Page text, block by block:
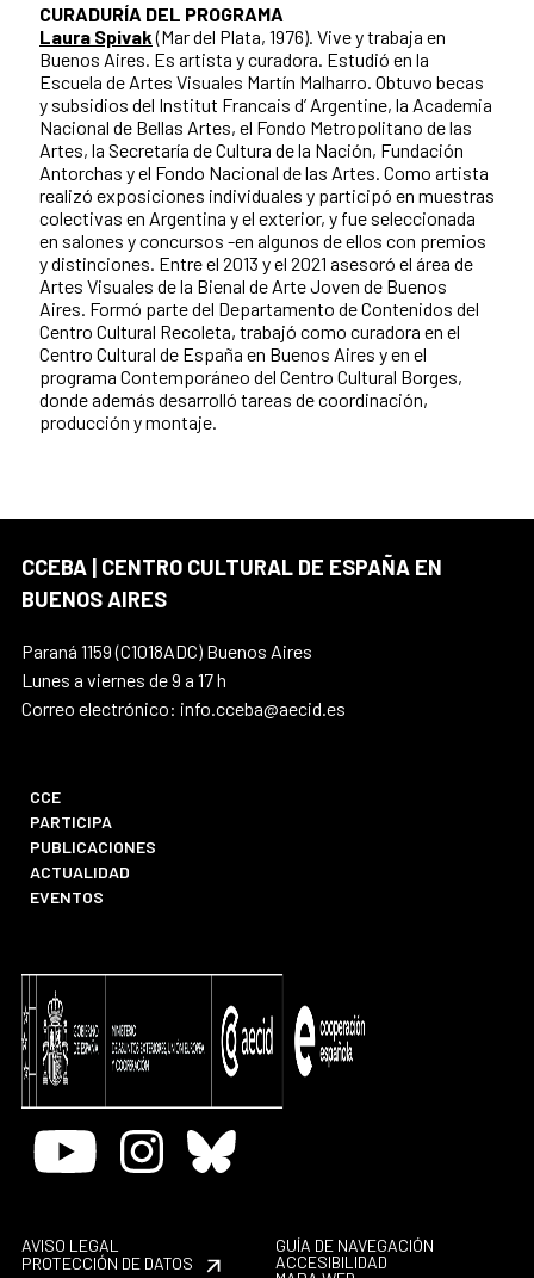
CURADURÍA DEL PROGRAMA
Laura Spivak(Mar del Plata, 1976). Vive y trabaja en
Buenos Aires. Es artista y curadora. Estudió en la
Escuela de Artes Visuales Martín Malharro. Obtuvo becas
y subsidios del Institut Francais d’ Argentine, la Academia
Nacional de Bellas Artes, el Fondo Metropolitano de las
Artes, la Secretaría de Cultura de la Nación, Fundación
Antorchas y el Fondo Nacional de las Artes. Como artista
realizó exposiciones individuales y participó en muestras
colectivas en Argentina y el exterior, y fue seleccionada
en salones y concursos -en algunos de ellos con premios
y distinciones. Entre el 2013 y el 2021 asesoró el área de
Artes Visuales de la Bienal de Arte Joven de Buenos
Aires. Formó parte del Departamento de Contenidos del
Centro Cultural Recoleta, trabajó como curadora en el
Centro Cultural de España en Buenos Aires y en el
programa Contemporáneo del Centro Cultural Borges,
donde además desarrolló tareas de coordinación,
producción y montaje.
CCEBA | CENTRO CULTURAL DE ESPAÑA EN
BUENOS AIRES
Paraná 1159 (C1018ADC) Buenos Aires
Lunes a viernes de 9 a 17 h
Correo electrónico: info.cceba@aecid.es
CCE
PARTICIPA
PUBLICACIONES
ACTUALIDAD
EVENTOS
Youtube InstagramBluesky
AVISO LEGAL
PROTECCIÓN DE DATOS
GUÍA DE NAVEGACIÓN
ACCESIBILIDAD